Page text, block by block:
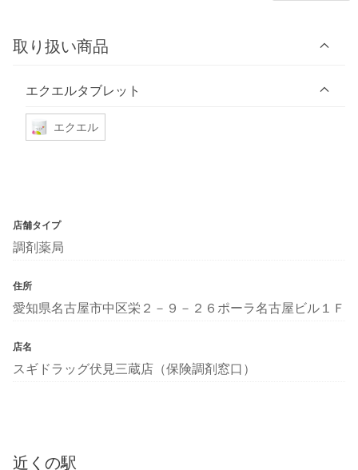
取り扱い商品
エクエルタブレット
エクエル
店舗タイプ
調剤薬局
住所
愛知県名古屋市中区栄２－９－２６ポーラ名古屋ビル１Ｆ
店名
スギドラッグ伏見三蔵店（保険調剤窓口）
近くの駅